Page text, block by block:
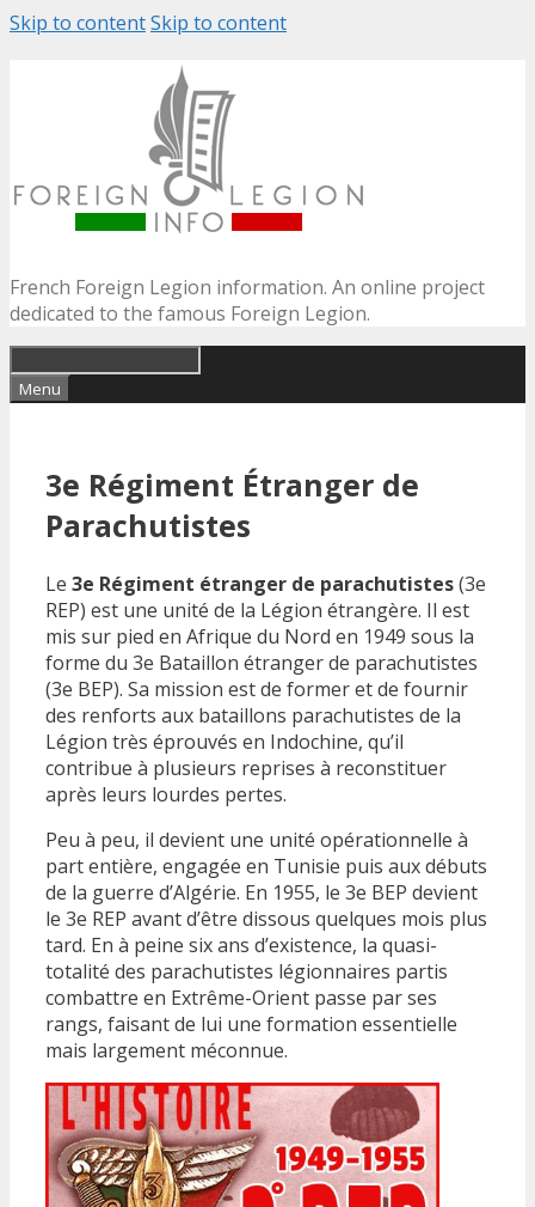
Skip to contentSkip to content
French Foreign Legion information. An online project
dedicated to the famous Foreign Legion.
Menu
3e Régiment Étranger de
Parachutistes
Le 3e Régiment étranger de parachutistes(3e
REP) est une unité de la Légion étrangère. Il est
mis sur pied en Afrique du Nord en 1949 sous la
forme du 3e Bataillon étranger de parachutistes
(3e BEP). Sa mission est de former et de fournir
des renforts aux bataillons parachutistes de la
Légion très éprouvés en Indochine, qu’il
contribue à plusieurs reprises à reconstituer
après leurs lourdes pertes.
Peu à peu, il devient une unité opérationnelle à
part entière, engagée en Tunisie puis aux débuts
de la guerre d’Algérie. En 1955, le 3e BEP devient
le 3e REP avant d’être dissous quelques mois plus
tard. En à peine six ans d’existence, la quasi-
totalité des parachutistes légionnaires partis
combattre en Extrême-Orient passe par ses
rangs, faisant de lui une formation essentielle
mais largement méconnue.